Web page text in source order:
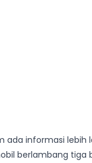
ada informasi lebih
berlambang tiga